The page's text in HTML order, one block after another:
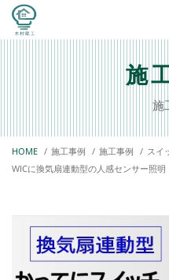
サービスメニュー
EV充電コンセント
換気扇・エコキュート
施
施
HOME 施工事例 施工事例
スイ
WICに換気扇連動型の人感センサー照